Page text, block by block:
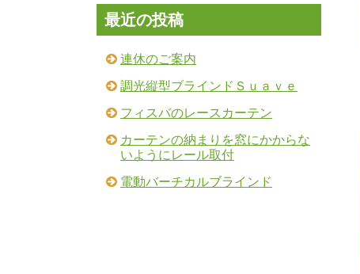
最近の投稿
連休のご案内
調光縦型ブラインドＳｕａｖｅ
フィスバのレースカーテン
カーテンの納まりを窓にかからな
いようにレール取付
電動バーチカルブラインド